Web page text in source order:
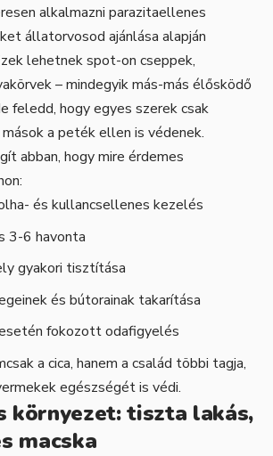
alkalmazni parazitaellenes
állatorvosod ajánlása alapján
lehetnek spot-on cseppek,
– mindegyik más-más élősködő
feledd, hogy egyes szerek csak
a peték ellen is védenek.
abban, hogy mire érdemes
és kullancsellenes kezelés
3-6 havonta
gyakori tisztítása
és bútorainak takarítása
fokozott odafigyelés
a cica, hanem a család többi tagja,
egészségét is védi.
környezet: tiszta lakás,
macska